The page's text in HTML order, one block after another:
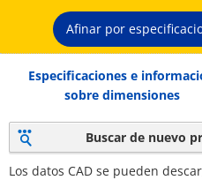
Afinar por
Especificaciones e
sobre dimensiones
Buscar de nuevo
Los datos CAD se pueden